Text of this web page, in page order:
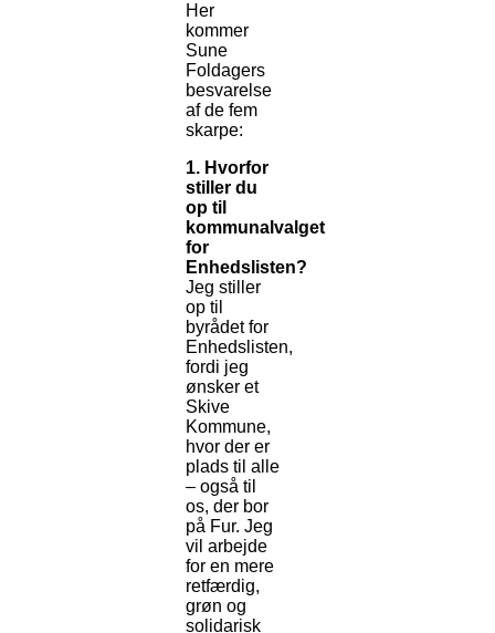
Her
kommer
Sune
Foldagers
besvarelse
af de fem
skarpe:
1. Hvorfor
stiller du
op til
kommunalvalget
for
Enhedslisten?
Jeg stiller
op til
byrådet for
Enhedslisten,
fordi jeg
ønsker et
Skive
Kommune,
hvor der er
plads til alle
– også til
os, der bor
på Fur. Jeg
vil arbejde
for en mere
retfærdig,
grøn og
solidarisk